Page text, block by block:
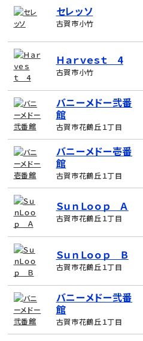
セレッソ
古賀市小竹
Ｈａｒｖｅｓｔ 4
古賀市小竹
バニーメドー弐番
館
古賀市花鶴丘１丁目
バニーメドー壱番
館
古賀市花鶴丘１丁目
ＳｕｎＬｏｏｐ Ａ
古賀市花鶴丘１丁目
ＳｕｎＬｏｏｐ Ｂ
古賀市花鶴丘１丁目
バニーメドー弐番
館
古賀市花鶴丘１丁目